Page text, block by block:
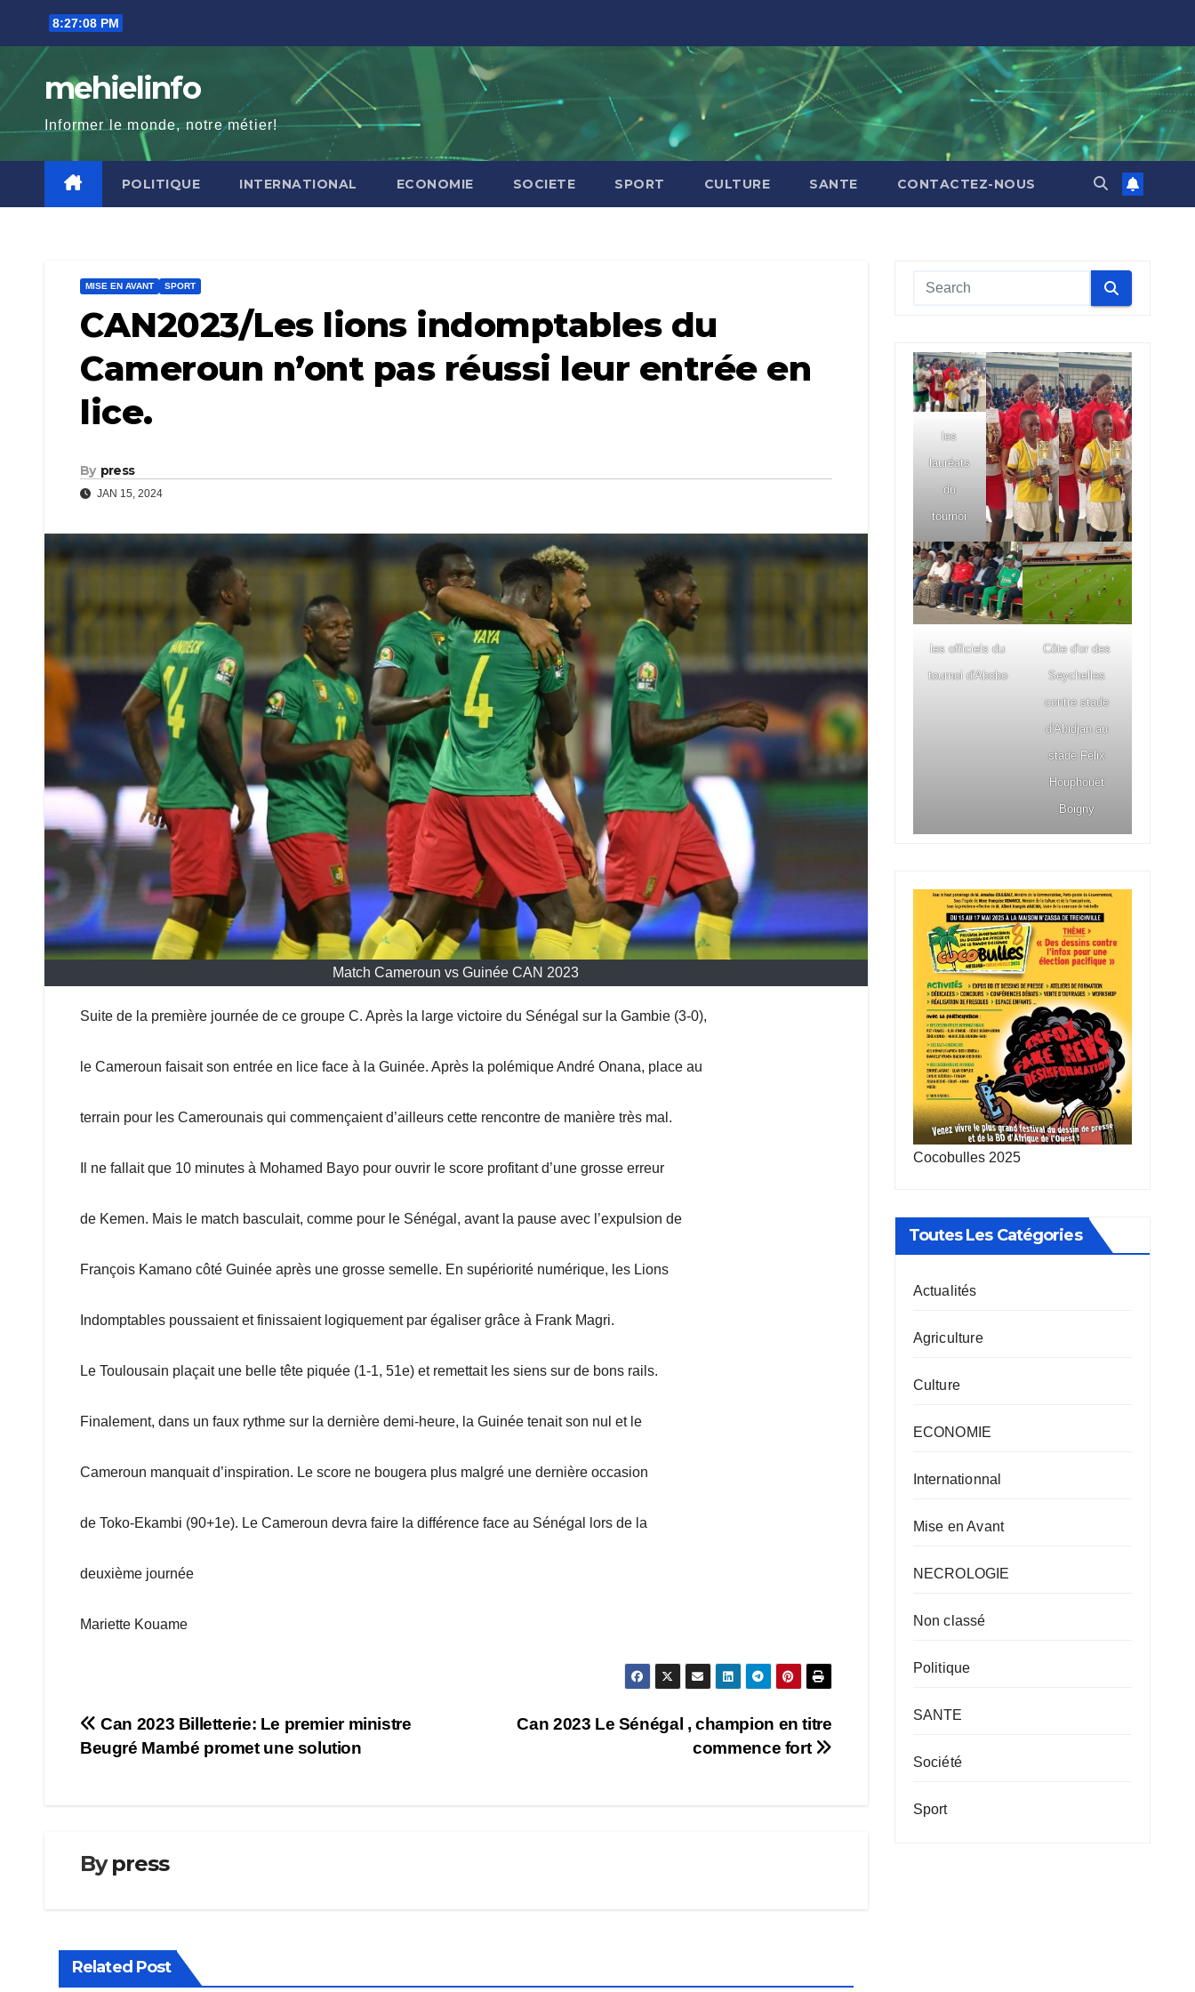
content
8:27:10 PM
mehielinfo
Informer le monde, notre métier!
POLITIQUE INTERNATIONAL ECONOMIE SOCIETE SPORT CULTURE SANTE CONTACTEZ-NOUS
MISE EN AVANT SPORT
CAN2023/Les lions indomptables du
Cameroun n’ont pas réussi leur entrée en
lice.
By press
JAN 15, 2024
Match Cameroun vs Guinée CAN 2023
Suite de la première journée de ce groupe C. Après la large victoire du Sénégal sur la Gambie (3-0),
le Cameroun faisait son entrée en lice face à la Guinée. Après la polémique André Onana, place au
terrain pour les Camerounais qui commençaient d’ailleurs cette rencontre de manière très mal.
Il ne fallait que 10 minutes à Mohamed Bayo pour ouvrir le score profitant d’une grosse erreur
de Kemen. Mais le match basculait, comme pour le Sénégal, avant la pause avec l’expulsion de
François Kamano côté Guinée après une grosse semelle. En supériorité numérique, les Lions
Indomptables poussaient et finissaient logiquement par égaliser grâce à Frank Magri.
Le Toulousain plaçait une belle tête piquée (1-1, 51e) et remettait les siens sur de bons rails.
Finalement, dans un faux rythme sur la dernière demi-heure, la Guinée tenait son nul et le
Cameroun manquait d’inspiration. Le score ne bougera plus malgré une dernière occasion
de Toko-Ekambi (90+1e). Le Cameroun devra faire la différence face au Sénégal lors de la
deuxième journée
Mariette Kouame
Navigation
de
Can 2023 Le Sénégal , champion en titre
commence fort
Can 2023 Billetterie: Le premier ministre
Beugré Mambé promet une solution
Bypress
Related Post
les
lauréats
du
tournoi
les officiels du
tournoi d'Abobo
Côte d'or des
Seychelles
contre stade
d'Abidjan au
stade Félix
Houphouët
Boigny
Cocobulles 2025
Toutes Les Catégories
Actualités
Agriculture
Culture
ECONOMIE
Internationnal
Mise en Avant
NECROLOGIE
Non classé
Politique
SANTE
Société
Sport